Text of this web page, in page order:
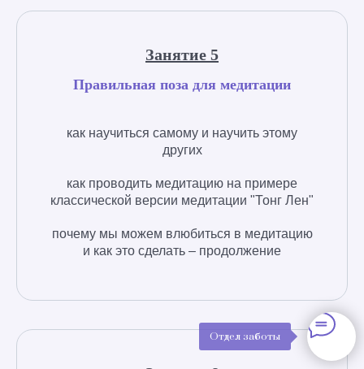
Занятие 5
Правильная поза для медитации
как научиться самому и научить этому
других
как проводить медитацию на примере
классической версии медитации "Тонг Лен"
почему мы можем влюбиться в медитацию
и как это сделать – продолжение
Отдел заботы